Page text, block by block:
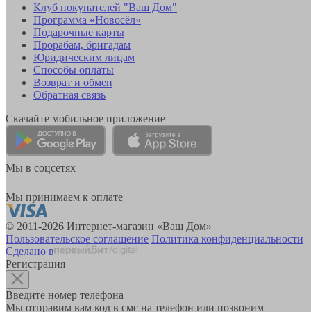
Клуб покупателей "Ваш Дом"
Программа «Новосёл»
Подарочные карты
Прорабам, бригадам
Юридическим лицам
Способы оплаты
Возврат и обмен
Обратная связь
Скачайте мобильное приложение
Мы в соцсетях
Мы принимаем к оплате
© 2011-2026 Интернет-магазин «Ваш Дом»
Пользовательское соглашение Политика конфиденциальности
Сделано в
Регистрация
Введите номер телефона
Мы отправим вам код в смс на телефон или позвоним